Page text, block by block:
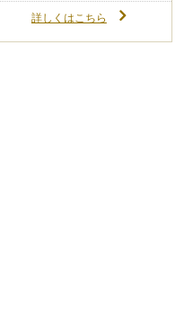
意パスワード入れ
できます。
「貯まる・使え
しでお茶のサービ
文に限ります。
ください。
詳しくはこちら